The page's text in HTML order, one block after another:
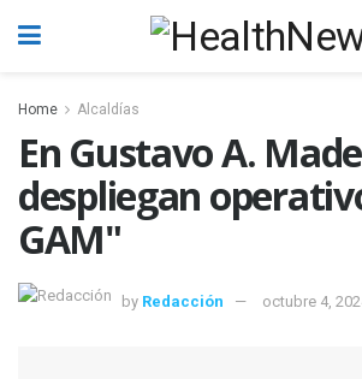
Home Alcaldías
En Gustavo A.
despliegan
GAM"
by Redacción octubre 4,